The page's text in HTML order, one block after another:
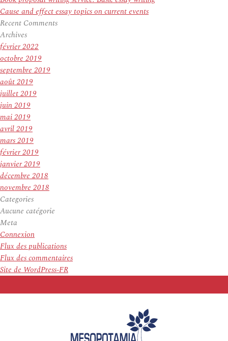
Cause and effect essay topics on current events
Recent Comments
Archives
février 2022
octobre 2019
septembre 2019
août 2019
juillet 2019
juin 2019
mai 2019
avril 2019
mars 2019
février 2019
janvier 2019
décembre 2018
novembre 2018
Categories
Aucune catégorie
Meta
Connexion
Flux des publications
Flux des commentaires
Site de WordPress-FR